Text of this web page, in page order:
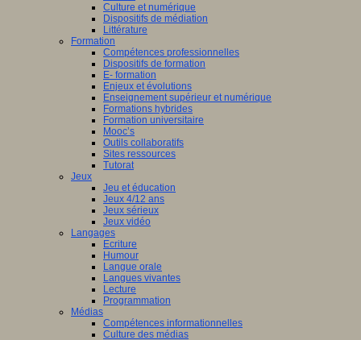
Culture et numérique
Dispositifs de médiation
Littérature
Formation
Compétences professionnelles
Dispositifs de formation
E- formation
Enjeux et évolutions
Enseignement supérieur et numérique
Formations hybrides
Formation universitaire
Mooc’s
Outils collaboratifs
Sites ressources
Tutorat
Jeux
Jeu et éducation
Jeux 4/12 ans
Jeux sérieux
Jeux vidéo
Langages
Ecriture
Humour
Langue orale
Langues vivantes
Lecture
Programmation
Médias
Compétences informationnelles
Culture des médias